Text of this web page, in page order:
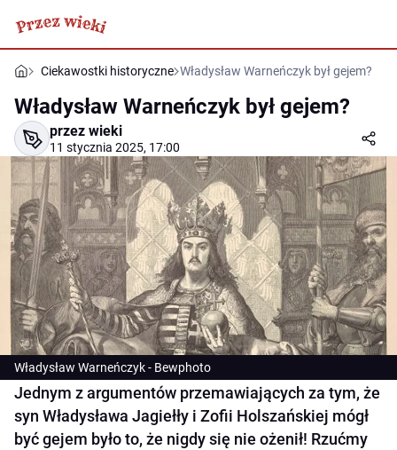
Ciekawostki historyczne Władysław Warneńczyk był gejem?
Władysław Warneńczyk był gejem?
przez wieki
11 stycznia 2025, 17:00
Władysław Warneńczyk - Bewphoto
Jednym z argumentów przemawiających za tym, że
syn Władysława Jagiełły i Zofii Holszańskiej mógł
być gejem było to, że nigdy się nie ożenił! Rzućmy